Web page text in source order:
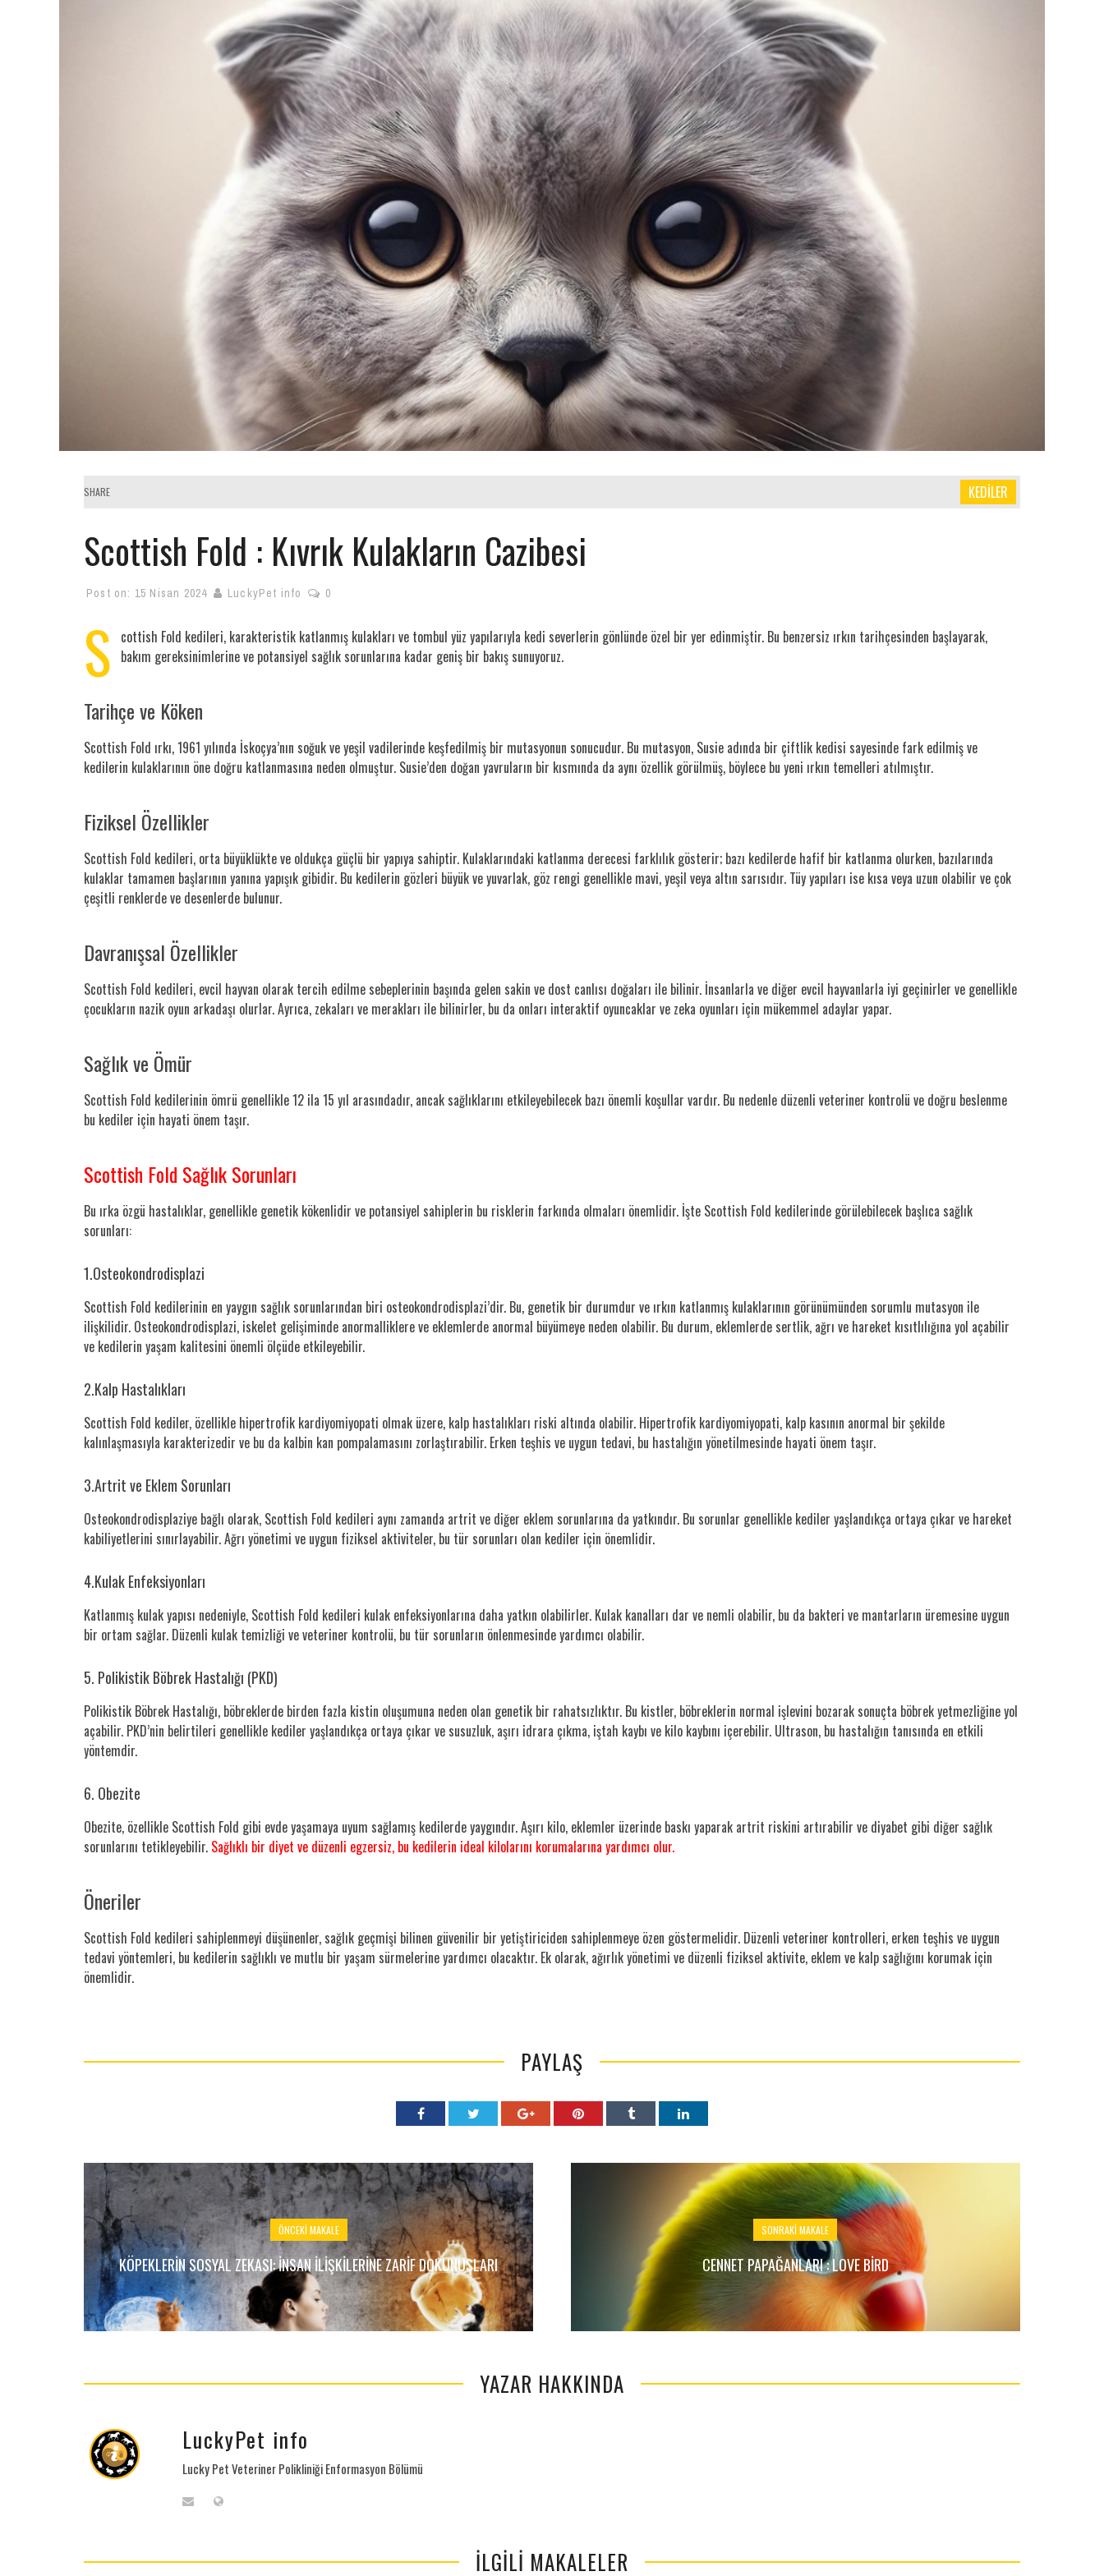
SHARE KEDİLER
Scottish Fold : Kıvrık Kulakların Cazibesi
Post on: 15 Nisan 2024 LuckyPet info 0
S cottish Fold kedileri, karakteristik katlanmış kulakları ve tombul yüz yapılarıyla kedi severlerin gönlünde özel bir yer edinmiştir. Bu benzersiz ırkın tarihçesinden başlayarak,
bakım gereksinimlerine ve potansiyel sağlık sorunlarına kadar geniş bir bakış sunuyoruz.
Tarihçe ve Köken
Scottish Fold ırkı, 1961 yılında İskoçya’nın soğuk ve yeşil vadilerinde keşfedilmiş bir mutasyonun sonucudur. Bu mutasyon, Susie adında bir çiftlik kedisi sayesinde fark edilmiş ve
kedilerin kulaklarının öne doğru katlanmasına neden olmuştur. Susie’den doğan yavruların bir kısmında da aynı özellik görülmüş, böylece bu yeni ırkın temelleri atılmıştır.
Fiziksel Özellikler
Scottish Fold kedileri, orta büyüklükte ve oldukça güçlü bir yapıya sahiptir. Kulaklarındaki katlanma derecesi farklılık gösterir; bazı kedilerde hafif bir katlanma olurken, bazılarında
kulaklar tamamen başlarının yanına yapışık gibidir. Bu kedilerin gözleri büyük ve yuvarlak, göz rengi genellikle mavi, yeşil veya altın sarısıdır. Tüy yapıları ise kısa veya uzun olabilir ve çok
çeşitli renklerde ve desenlerde bulunur.
Davranışsal Özellikler
Scottish Fold kedileri, evcil hayvan olarak tercih edilme sebeplerinin başında gelen sakin ve dost canlısı doğaları ile bilinir. İnsanlarla ve diğer evcil hayvanlarla iyi geçinirler ve genellikle
çocukların nazik oyun arkadaşı olurlar. Ayrıca, zekaları ve merakları ile bilinirler, bu da onları interaktif oyuncaklar ve zeka oyunları için mükemmel adaylar yapar.
Sağlık ve Ömür
Scottish Fold kedilerinin ömrü genellikle 12 ila 15 yıl arasındadır, ancak sağlıklarını etkileyebilecek bazı önemli koşullar vardır. Bu nedenle düzenli veteriner kontrolü ve doğru beslenme
bu kediler için hayati önem taşır.
Scottish Fold Sağlık Sorunları
Bu ırka özgü hastalıklar, genellikle genetik kökenlidir ve potansiyel sahiplerin bu risklerin farkında olmaları önemlidir. İşte Scottish Fold kedilerinde görülebilecek başlıca sağlık
sorunları:
1.Osteokondrodisplazi
Scottish Fold kedilerinin en yaygın sağlık sorunlarından biri osteokondrodisplazi’dir. Bu, genetik bir durumdur ve ırkın katlanmış kulaklarının görünümünden sorumlu mutasyon ile
ilişkilidir. Osteokondrodisplazi, iskelet gelişiminde anormalliklere ve eklemlerde anormal büyümeye neden olabilir. Bu durum, eklemlerde sertlik, ağrı ve hareket kısıtlılığına yol açabilir
ve kedilerin yaşam kalitesini önemli ölçüde etkileyebilir.
2.Kalp Hastalıkları
Scottish Fold kediler, özellikle hipertrofik kardiyomiyopati olmak üzere, kalp hastalıkları riski altında olabilir. Hipertrofik kardiyomiyopati, kalp kasının anormal bir şekilde
kalınlaşmasıyla karakterizedir ve bu da kalbin kan pompalamasını zorlaştırabilir. Erken teşhis ve uygun tedavi, bu hastalığın yönetilmesinde hayati önem taşır.
3.Artrit ve Eklem Sorunları
Osteokondrodisplaziye bağlı olarak, Scottish Fold kedileri aynı zamanda artrit ve diğer eklem sorunlarına da yatkındır. Bu sorunlar genellikle kediler yaşlandıkça ortaya çıkar ve hareket
kabiliyetlerini sınırlayabilir. Ağrı yönetimi ve uygun fiziksel aktiviteler, bu tür sorunları olan kediler için önemlidir.
4.Kulak Enfeksiyonları
Katlanmış kulak yapısı nedeniyle, Scottish Fold kedileri kulak enfeksiyonlarına daha yatkın olabilirler. Kulak kanalları dar ve nemli olabilir, bu da bakteri ve mantarların üremesine uygun
bir ortam sağlar. Düzenli kulak temizliği ve veteriner kontrolü, bu tür sorunların önlenmesinde yardımcı olabilir.
5. Polikistik Böbrek Hastalığı (PKD)
Polikistik Böbrek Hastalığı, böbreklerde birden fazla kistin oluşumuna neden olan genetik bir rahatsızlıktır. Bu kistler, böbreklerin normal işlevini bozarak sonuçta böbrek yetmezliğine yol
açabilir. PKD’nin belirtileri genellikle kediler yaşlandıkça ortaya çıkar ve susuzluk, aşırı idrara çıkma, iştah kaybı ve kilo kaybını içerebilir. Ultrason, bu hastalığın tanısında en etkili
yöntemdir.
6. Obezite
Obezite, özellikle Scottish Fold gibi evde yaşamaya uyum sağlamış kedilerde yaygındır. Aşırı kilo, eklemler üzerinde baskı yaparak artrit riskini artırabilir ve diyabet gibi diğer sağlık
sorunlarını tetikleyebilir. Sağlıklı bir diyet ve düzenli egzersiz, bu kedilerin ideal kilolarını korumalarına yardımcı olur.
Öneriler
Scottish Fold kedileri sahiplenmeyi düşünenler, sağlık geçmişi bilinen güvenilir bir yetiştiriciden sahiplenmeye özen göstermelidir. Düzenli veteriner kontrolleri, erken teşhis ve uygun
tedavi yöntemleri, bu kedilerin sağlıklı ve mutlu bir yaşam sürmelerine yardımcı olacaktır. Ek olarak, ağırlık yönetimi ve düzenli fiziksel aktivite, eklem ve kalp sağlığını korumak için
önemlidir.
PAYLAŞ
ÖNCEKI MAKALE
KÖPEKLERIN SOSYAL ZEKASI: İNSAN İLIŞKILERINE ZARIF DOKUNUŞLARI
SONRAKI MAKALE
CENNET PAPAĞANLARI : LOVE BIRD
YAZAR HAKKINDA
LuckyPet info
Lucky Pet Veteriner Polikliniği Enformasyon Bölümü
İLGILI MAKALELER